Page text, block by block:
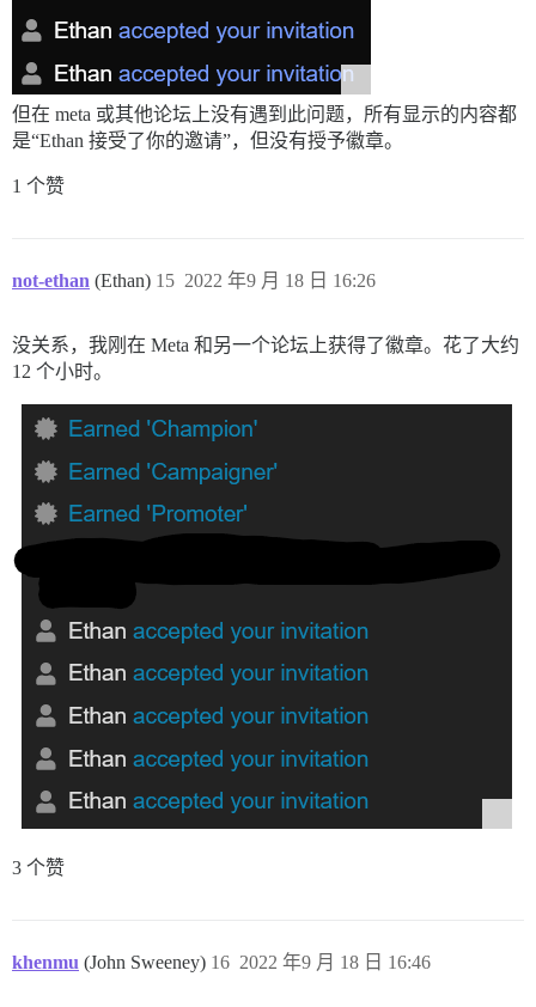
但在 meta 或其他论坛上没有遇到此问题，所有显示的内容都
是“Ethan 接受了你的邀请”，但没有授予徽章。
1 个赞
not-ethan (Ethan) 2022 年9 月 18 日 16:26
15
没关系，我刚在 Meta 和另一个论坛上获得了徽章。花了大约
12 个小时。
3 个赞
khenmu (John Sweeney) 2022 年9 月 18 日 16:46
16